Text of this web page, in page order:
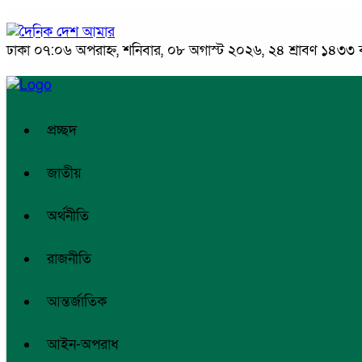
ঢাকা ০৭:০৬ অপরাহ্ন, শনিবার, ০৮ অগাস্ট ২০২৬, ২৪ শ্রাবণ ১৪৩৩
প্রচ্ছদ
জাতীয়
অর্থনীতি
রাজনীতি
আন্তর্জাতিক
আইন-অপরাধ